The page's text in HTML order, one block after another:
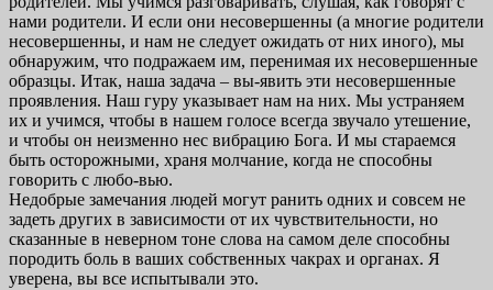
нами родители. И если они несовершенны (а многие родители
несовершенны, и нам не следует ожидать от них иного), мы
обнаружим, что подражаем им, перенимая их несовершенные
образцы. Итак, наша задача – вы-явить эти несовершенные
проявления. Наш гуру указывает нам на них. Мы устраняем
их и учимся, чтобы в нашем голосе всегда звучало утешение,
и чтобы он неизменно нес вибрацию Бога. И мы стараемся
быть осторожными, храня молчание, когда не способны
говорить с любо-вью.
Недобрые замечания людей могут ранить одних и совсем не
задеть других в зависимости от их чувствительности, но
сказанные в неверном тоне слова на самом деле способны
породить боль в ваших собственных чакрах и органах. Я
уверена, вы все испытывали это.